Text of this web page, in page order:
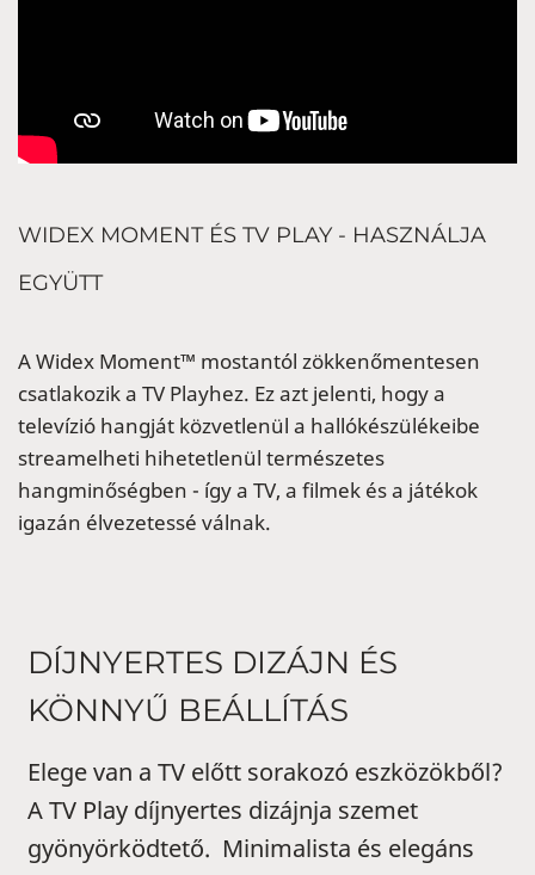
WIDEX MOMENT ÉS TV PLAY - HASZNÁLJA
EGYÜTT
A Widex Moment™ mostantól zökkenőmentesen
csatlakozik a TV Playhez. Ez azt jelenti, hogy a
televízió hangját közvetlenül a hallókészülékeibe
streamelheti hihetetlenül természetes
hangminőségben - így a TV, a filmek és a játékok
igazán élvezetessé válnak.
DÍJNYERTES DIZÁJN ÉS
KÖNNYŰ BEÁLLÍTÁS
Elege van a TV előtt sorakozó eszközökből?
A TV Play díjnyertes dizájnja szemet
gyönyörködtető. Minimalista és elegáns